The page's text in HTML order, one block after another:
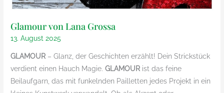
Glamour von Lana Grossa
13. August 2025
GLAMOUR – Glanz, der Geschichten erzählt! Dein Strickstück
verdient einen Hauch Magie.GLAMOUR ist das feine
Beilaufgarn, das mit funkelnden Pailletten jedes Projekt in ein